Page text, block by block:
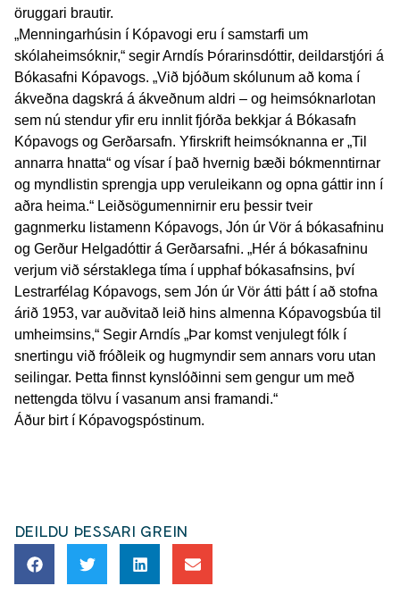
öruggari brautir.
„Menningarhúsin í Kópavogi eru í samstarfi um
skólaheimsóknir,“ segir Arndís Þórarinsdóttir, deildarstjóri á
Bókasafni Kópavogs. „Við bjóðum skólunum að koma í
ákveðna dagskrá á ákveðnum aldri – og heimsóknarlotan
sem nú stendur yfir eru innlit fjórða bekkjar á Bókasafn
Kópavogs og Gerðarsafn. Yfirskrift heimsóknanna er „Til
annarra hnatta“ og vísar í það hvernig bæði bókmenntirnar
og myndlistin sprengja upp veruleikann og opna gáttir inn í
aðra heima.“ Leiðsögumennirnir eru þessir tveir
gagnmerku listamenn Kópavogs, Jón úr Vör á bókasafninu
og Gerður Helgadóttir á Gerðarsafni. „Hér á bókasafninu
verjum við sérstaklega tíma í upphaf bókasafnsins, því
Lestrarfélag Kópavogs, sem Jón úr Vör átti þátt í að stofna
árið 1953, var auðvitað leið hins almenna Kópavogsbúa til
umheimsins,“ Segir Arndís „Þar komst venjulegt fólk í
snertingu við fróðleik og hugmyndir sem annars voru utan
seilingar. Þetta finnst kynslóðinni sem gengur um með
nettengda tölvu í vasanum ansi framandi.“
Áður birt í Kópavogspóstinum.
DEILDU ÞESSARI GREIN